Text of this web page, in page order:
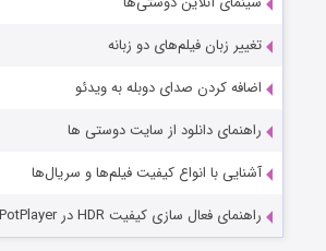
تغییر زبان فیلم‌های دو زبانه
اضافه کردن صدای دوبله به ویدئو
راهنمای دانلود از سایت دوستی ها
آشنایی با انواع کیفیت فیلم‌ها و سریال‌ها
راهنمای فعال سازی کیفیت HDR در PotPlayer